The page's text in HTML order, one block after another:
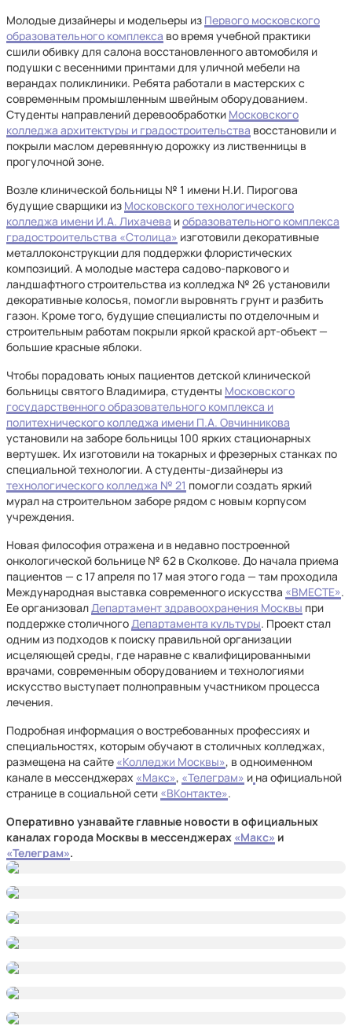
Молодые дизайнеры и модельеры из Первого московского
образовательного комплекса во время учебной практики
сшили обивку для салона восстановленного автомобиля и
подушки с весенними принтами для уличной мебели на
верандах поликлиники. Ребята работали в мастерских с
современным промышленным швейным оборудованием.
Студенты направлений деревообработки Московского
колледжа архитектуры и градостроительства восстановили и
покрыли маслом деревянную дорожку из лиственницы в
прогулочной зоне.
Возле клинической больницы № 1 имени Н.И. Пирогова
будущие сварщики из Московского технологического
колледжа имени И.А. Лихачева иобразовательного комплекса
градостроительства «Столица» изготовили декоративные
металлоконструкции для поддержки флористических
композиций. А молодые мастера садово-паркового и
ландшафтного строительства из колледжа № 26 установили
декоративные колосья, помогли выровнять грунт и разбить
газон. Кроме того, будущие специалисты по отделочным и
строительным работам покрыли яркой краской арт-объект —
большие красные яблоки.
Чтобы порадовать юных пациентов детской клинической
больницы святого Владимира, студенты Московского
государственного образовательного комплекса и
политехнического колледжа имени П.А. Овчинникова
установили на заборе больницы 100 ярких стационарных
вертушек. Их изготовили на токарных и фрезерных станках по
специальной технологии. А студенты-дизайнеры из
технологического колледжа № 21 помогли создать яркий
мурал на строительном заборе рядом с новым корпусом
учреждения.
Новая философия отражена и в недавно построенной
онкологической больнице № 62 в Сколкове. До начала приема
пациентов — с 17 апреля по 17 мая этого года — там проходила
Международная выставка современного искусства «ВМЕСТЕ».
Ее организовалДепартамент здравоохранения Москвы при
поддержке столичногоДепартамента культуры. Проект стал
одним из подходов к поиску правильной организации
исцеляющей среды, где наравне с квалифицированными
врачами, современным оборудованием и технологиями
искусство выступает полноправным участником процесса
лечения.
Подробная информация о востребованных профессиях и
специальностях, которым обучают в столичных колледжах,
размещена на сайте «Колледжи Москвы», в одноименном
канале в мессенджерах «Макс», «Телеграм» и на официальной
странице в социальной сети «ВКонтакте».
Оперативно узнавайте главные новости в официальных
каналах города Москвы в мессенджерах «Макс» и
«Телеграм».